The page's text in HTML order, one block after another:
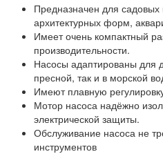
Предназначен для
архитектурных форм,
Имеет очень компактный
производительности.
Насосы адаптированы для
пресной, так и в морской
Имеют плавную
Мотор насоса надёжно
электрической защиты.
Обслуживание насоса не
инструментов